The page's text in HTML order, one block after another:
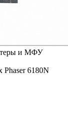
и МФУ
Phaser 6180N